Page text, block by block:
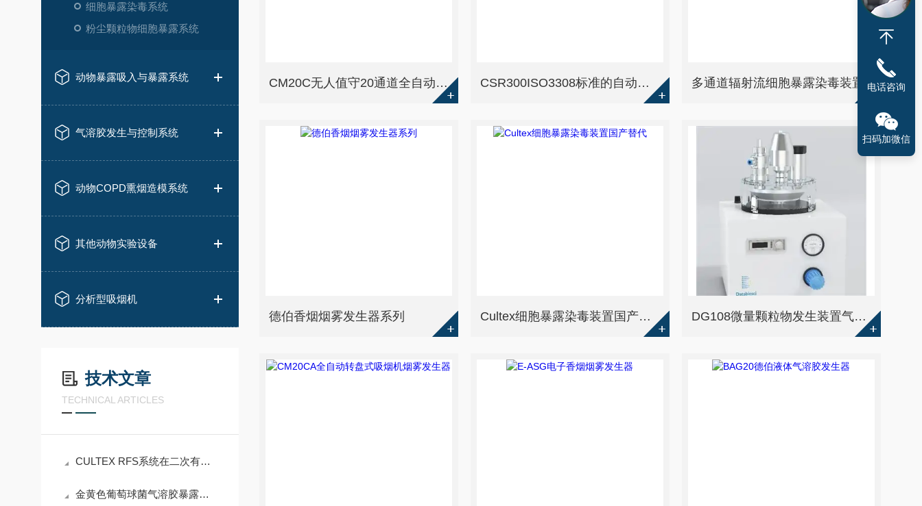
细胞暴露染毒系统
粉尘颗粒物细胞暴露系统
动物暴露吸入与暴露系统
气溶胶发生与控制系统
动物COPD熏烟造模系统
其他动物实验设备
分析型吸烟机
技术文章
TECHNICAL ARTICLES
CULTEX RFS系统在二次有机气溶胶肺泡暴露毒性研究中的应用
金黄色葡萄球菌气溶胶暴露：CULTEX®-ALI系统中的细胞反应研究
CM20C无人值守20通道全自动转盘式吸烟机 CSR300ISO3308标准的自动转盘香烟烟雾发生器 多通道辐射流细胞暴露染毒装置
德伯香烟烟雾发生器系列 Cultex细胞暴露染毒装置国产替代 DG108微量颗粒物发生装置气溶胶发生器
电话咨询
扫码加微信